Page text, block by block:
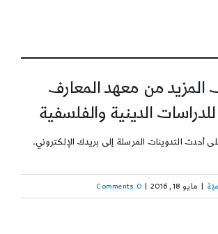
المزيد من معهد المعارف
الدينية والفلسفية
أحدث التدوينات المرسلة إلى بريدك الإلكتروني.
| مايو 18, 2016 |
0 Comments